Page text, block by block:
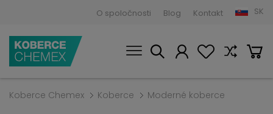
O spoločnosti Blog Kontakt SK
Koberce Chemex Koberce Moderné koberce